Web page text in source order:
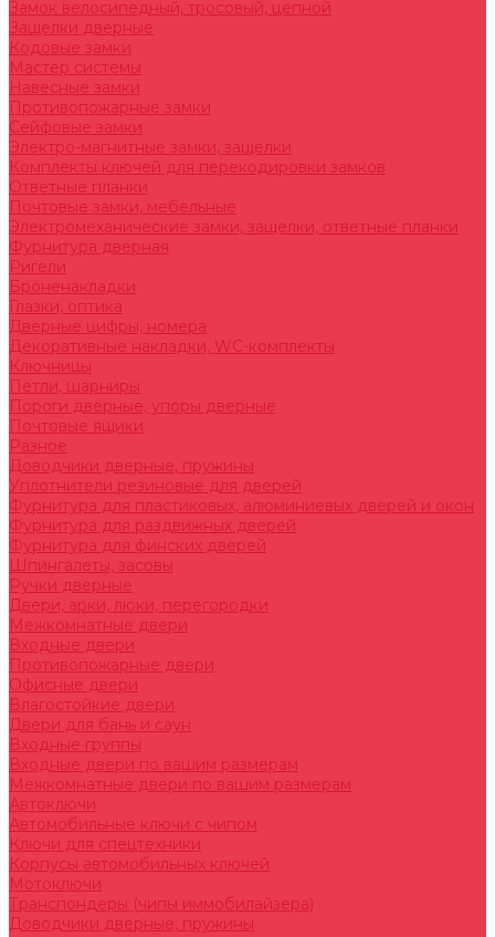
Замок велосипедный, тросовый, цепной
Защелки дверные
Кодовые замки
Мастер системы
Навесные замки
Противопожарные замки
Сейфовые замки
Электро-магнитные замки, защелки
Комплекты ключей для перекодировки замков
Ответные планки
Почтовые замки, мебельные
Электромеханические замки, защелки, ответные планки
Фурнитура дверная
Ригели
Броненакладки
Глазки, оптика
Дверные цифры, номера
Декоративные накладки, WC-комплекты
Ключницы
Петли, шарниры
Пороги дверные, упоры дверные
Почтовые ящики
Разное
Доводчики дверные, пружины
Уплотнители резиновые для дверей
Фурнитура для пластиковых, алюминиевых дверей и окон
Фурнитура для раздвижных дверей
Фурнитура для финских дверей
Шпингалеты, засовы
Ручки дверные
Двери, арки, люки, перегородки
Межкомнатные двери
Входные двери
Противопожарные двери
Офисные двери
Влагостойкие двери
Двери для бань и саун
Входные группы
Входные двери по вашим размерам
Межкомнатные двери по вашим размерам
Автоключи
Автомобильные ключи с чипом
Ключи для спецтехники
Корпусы автомобильных ключей
Мотоключи
Транспондеры (чипы иммобилайзера)
Доводчики дверные, пружины